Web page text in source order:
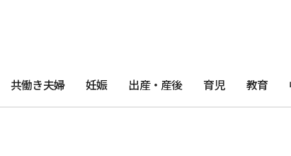
共働き夫婦 妊娠 出産・産後 育児 教育